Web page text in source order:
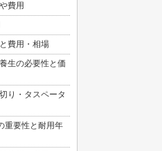
費用
費用・相場
生の必要性と価
り・タスペータ
重要性と耐用年